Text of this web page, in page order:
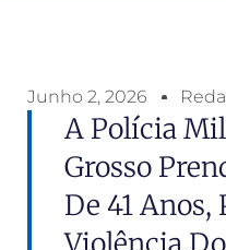
Junho 2, 2026
A Polícia
Grosso
De 41 Anos,